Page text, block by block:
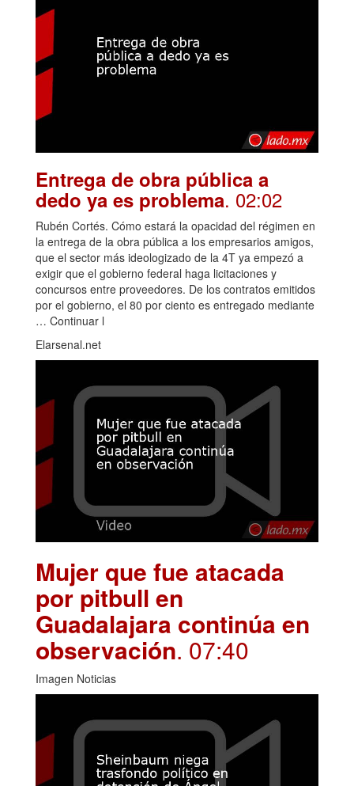
Entrega de obra pública a
dedo ya es problema. 02:02
Rubén Cortés. Cómo estará la opacidad del régimen en
la entrega de la obra pública a los empresarios amigos,
que el sector más ideologizado de la 4T ya empezó a
exigir que el gobierno federal haga licitaciones y
concursos entre proveedores. De los contratos emitidos
por el gobierno, el 80 por ciento es entregado mediante
… Continuar l
Elarsenal.net
Mujer que fue atacada
por pitbull en
Guadalajara continúa en
observación. 07:40
Imagen Noticias